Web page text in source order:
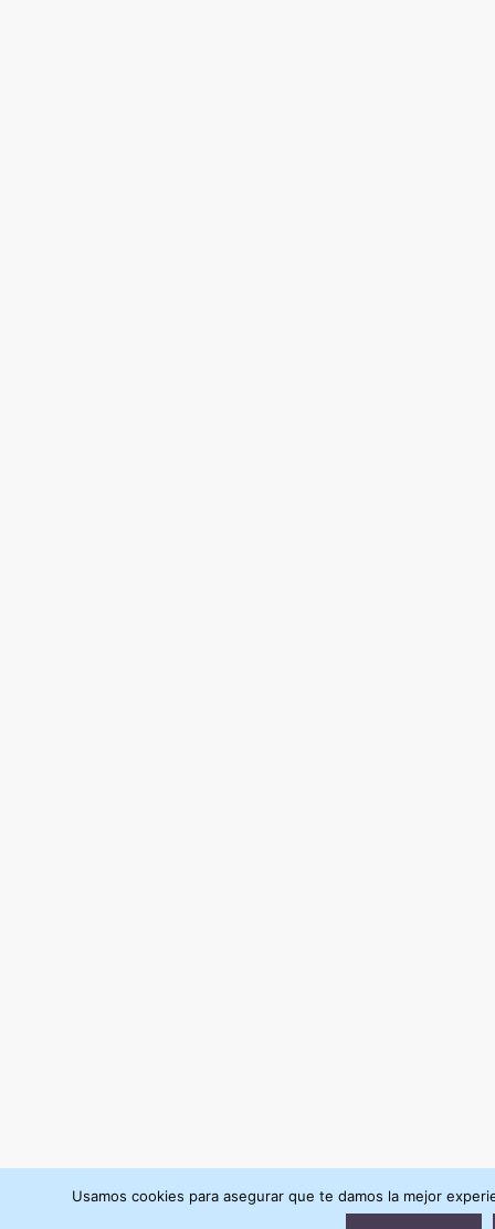
Usamos cookies para asegurar que te damos la mejor